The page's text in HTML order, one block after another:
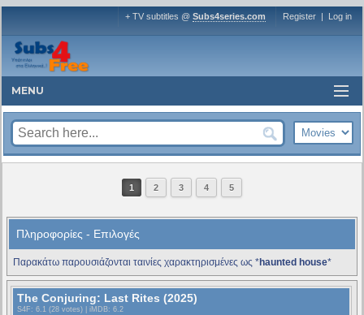
+ TV subtitles @ Subs4series.com Register | Log in
MENU
1 2 3 4 5
Πληροφορίες - Επιλογές
Παρακάτω παρουσιάζονται ταινίες χαρακτηρισμένες ως *haunted house*
The Conjuring: Last Rites (2025)
S4F : 6.1 (28 votes) | iMDB: 6.2